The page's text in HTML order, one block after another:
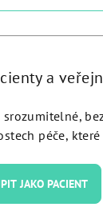
Plus Ø
EV50150:
Detail
a
srozumitelné,
péče,
JAKO PACIENT